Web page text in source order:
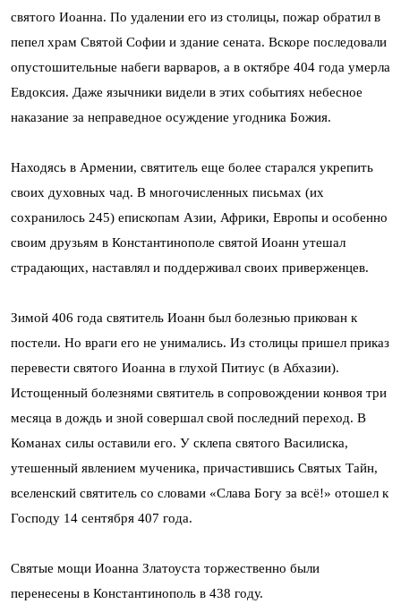
святого Иоанна. По удалении его из столицы, пожар обратил в
пепел храм Святой Софии и здание сената. Вскоре последовали
опустошительные набеги варваров, а в октябре 404 года умерла
Евдоксия. Даже язычники видели в этих событиях небесное
наказание за неправедное осуждение угодника Божия.
Находясь в Армении, святитель еще более старался укрепить
своих духовных чад. В многочисленных письмах (их
сохранилось 245) епископам Азии, Африки, Европы и особенно
своим друзьям в Константинополе святой Иоанн утешал
страдающих, наставлял и поддерживал своих приверженцев.
Зимой 406 года святитель Иоанн был болезнью прикован к
постели. Но враги его не унимались. Из столицы пришел приказ
перевести святого Иоанна в глухой Питиус (в Абхазии).
Истощенный болезнями святитель в сопровождении конвоя три
месяца в дождь и зной совершал свой последний переход. В
Команах силы оставили его. У склепа святого Василиска,
утешенный явлением мученика, причастившись Святых Тайн,
вселенский святитель со словами «Слава Богу за всё!» отошел к
Господу 14 сентября 407 года.
Святые мощи Иоанна Златоуста торжественно были
перенесены в Константинополь в 438 году.